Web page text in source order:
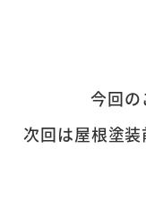
今回の
次回は屋根塗